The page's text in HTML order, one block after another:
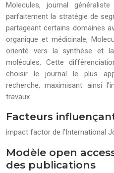
Molecules, journal
parfaitement la stratégie de
partageant certains domaines
organique et médicinale,
orienté vers la synthèse et
molécules. Cette
choisir le journal le plus
recherche, maximisant ainsi
travaux.
Facteurs
impact factor de l’International
Modèle open
des publications